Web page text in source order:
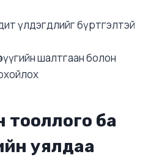
үлдэгдлийг бүртгэлтэй
шалтгаан болон
тооллого ба
уялдаа